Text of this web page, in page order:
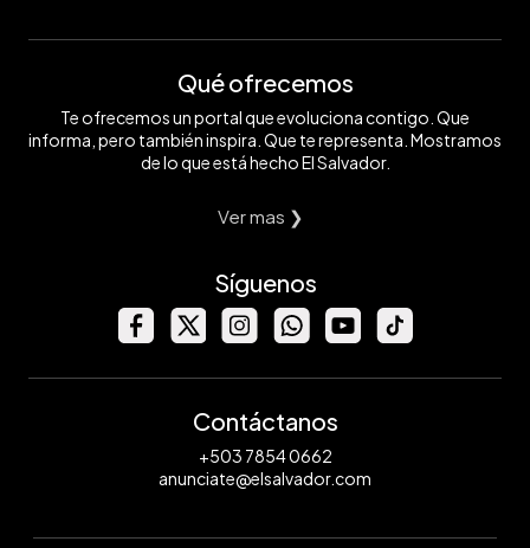
Qué ofrecemos
Te ofrecemos un portal que evoluciona contigo. Que
informa, pero también inspira. Que te representa. Mostramos
de lo que está hecho El Salvador.
Ver mas ❯
Síguenos
Contáctanos
+503 7854 0662
anunciate@elsalvador.com